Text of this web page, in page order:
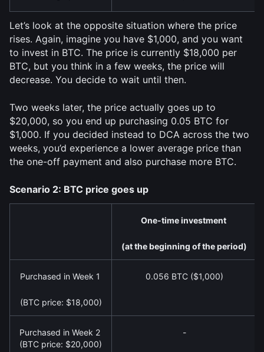
Let’s look at the opposite situation where the price
rises. Again, imagine you have $1,000, and you want
to invest in BTC. The price is currently $18,000 per
BTC, but you think in a few weeks, the price will
decrease. You decide to wait until then.
Two weeks later, the price actually goes up to
$20,000, so you end up purchasing 0.05 BTC for
$1,000. If you decided instead to DCA across the two
weeks, you’d experience a lower average price than
the one-off payment and also purchase more BTC.
Scenario 2: BTC price goes up
One-time investment
(at the beginning of the period)
Purchased in Week 1
(BTC price: $18,000)
0.056 BTC ($1,000)
Purchased in Week 2
(BTC price: $20,000)
-